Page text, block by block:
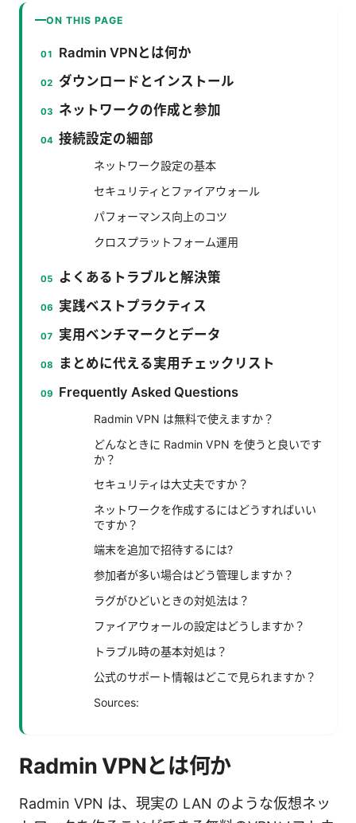
ON THIS PAGE
Radmin VPNとは何か
ダウンロードとインストール
ネットワークの作成と参加
接続設定の細部
ネットワーク設定の基本
セキュリティとファイアウォール
パフォーマンス向上のコツ
クロスプラットフォーム運用
よくあるトラブルと解決策
実践ベストプラクティス
実用ベンチマークとデータ
まとめに代える実用チェックリスト
Frequently Asked Questions
Radmin VPN は無料で使えますか？
どんなときに Radmin VPN を使うと良いです
か？
セキュリティは大丈夫ですか？
ネットワークを作成するにはどうすればいい
ですか？
端末を追加で招待するには?
参加者が多い場合はどう管理しますか？
ラグがひどいときの対処法は？
ファイアウォールの設定はどうしますか？
トラブル時の基本対処は？
公式のサポート情報はどこで見られますか？
Sources:
Radmin VPNとは何か
Radmin VPN は、現実の LAN のような仮想ネッ